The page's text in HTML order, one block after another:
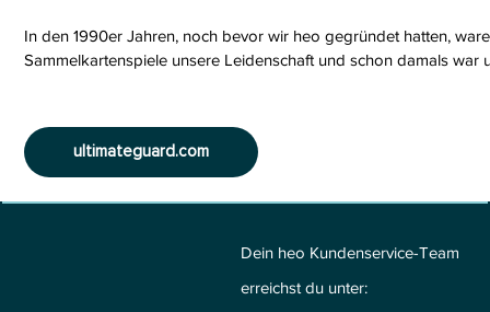
In den 1990er Jahren, noch bevor wir heo gegründet hatten,
Sammelkartenspiele unsere Leidenschaft und schon damals war
Produktideen reifen zu lassen. Diese beschäftigen uns nun
Jahre, denn solange benutzen wir Zubehörprodukte als
Sammelkartenspieler schon.
Guard und der Realisierung unserer langjährig gereiften
sondern - und das bereitet uns nach wie vor die größte Freude -
ultimateguard.com
Dein heo Kundenservice-Team
erreichst du unter: